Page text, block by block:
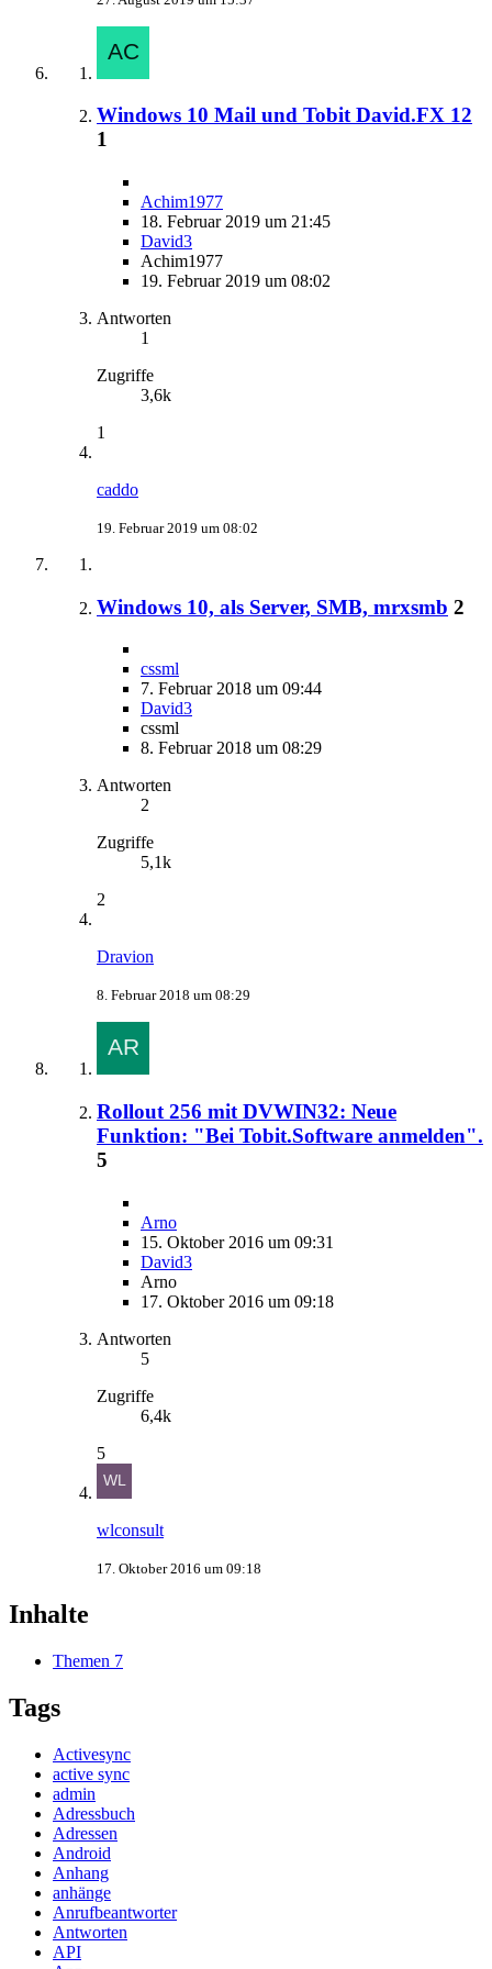
Windows 10 Mail und Tobit David.FX 12
1
Achim1977
18. Februar 2019 um 21:45
David3
Achim1977
19. Februar 2019 um 08:02
Antworten
1
Zugriffe
3,6k
1
caddo
19. Februar 2019 um 08:02
Windows 10, als Server, SMB, mrxsmb 2
cssml
7. Februar 2018 um 09:44
David3
cssml
8. Februar 2018 um 08:29
Antworten
2
Zugriffe
5,1k
2
Dravion
8. Februar 2018 um 08:29
Rollout 256 mit DVWIN32: Neue
Funktion: "Bei Tobit.Software anmelden".
5
Arno
15. Oktober 2016 um 09:31
David3
Arno
17. Oktober 2016 um 09:18
Antworten
5
Zugriffe
6,4k
5
wlconsult
17. Oktober 2016 um 09:18
Inhalte
Themen 7
Tags
Activesync
active sync
admin
Adressbuch
Adressen
Android
Anhang
anhänge
Anrufbeantworter
Antworten
API